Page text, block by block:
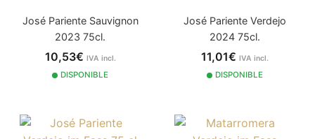
José Pariente Sauvignon
2023 75cl.
10,53€ IVA incl.
DISPONIBLE
José Pariente Verdejo
2024 75cl.
11,01€ IVA incl.
DISPONIBLE